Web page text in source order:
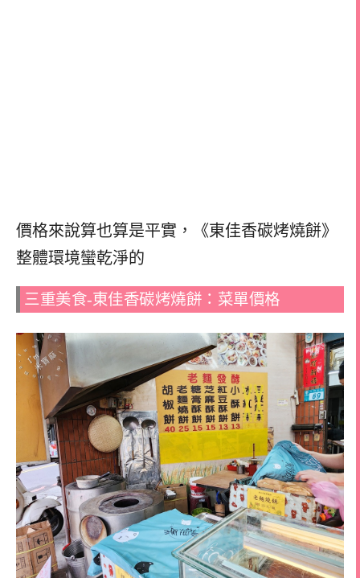
價格來說算也算是平實，
《東佳香碳烤燒餅》
整體環境蠻乾淨的
三重美食-東佳香碳烤燒餅：菜單價格